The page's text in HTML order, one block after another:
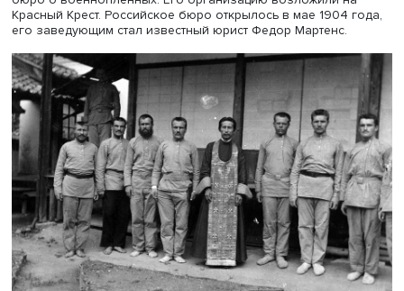
Фото: vannewsagency.com
Средний возраст участников выставки был ниже
самому молодому исполнилось 35 лет, хотя
люди в возрасте 60–70 лет. Среди авторов была
кистей рук — явная отсылка к Паралимпийским играм,
полагает Александр Беляев.